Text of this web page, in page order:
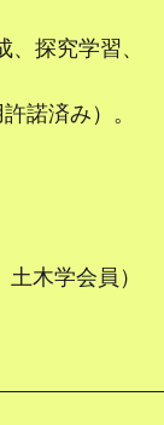
探究学習、
諾済み）。
木学会員）